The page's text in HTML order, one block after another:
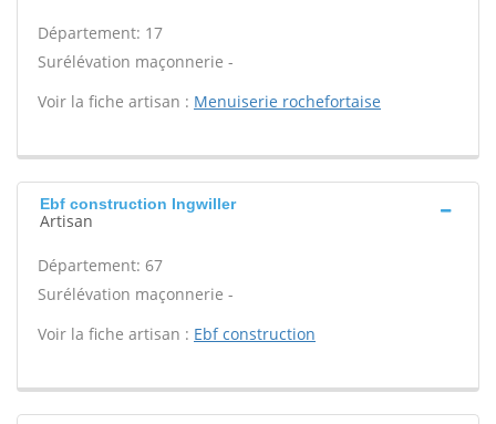
Département: 17
Surélévation maçonnerie -
Voir la fiche artisan : Menuiserie rochefortaise
Ebf construction Ingwiller
Artisan
Département: 67
Surélévation maçonnerie -
Voir la fiche artisan : Ebf construction